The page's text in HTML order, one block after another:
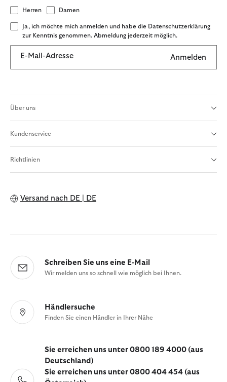
Herren Damen
Ja, ich möchte mich anmelden und habe die Datenschutzerklärung
zur Kenntnis genommen. Abmeldung jederzeit möglich.
E-Mail-Adresse Anmelden
Über uns
Kundenservice
Richtlinien
Versand nach DE | DE
Schreiben Sie uns eine E-Mail
Wir melden uns so schnell wie möglich bei Ihnen.
Händlersuche
Finden Sie einen Händler in Ihrer Nähe
Sie erreichen uns unter 0800 189 4000 (aus
Deutschland)
Sie erreichen uns unter 0800 404 454 (aus